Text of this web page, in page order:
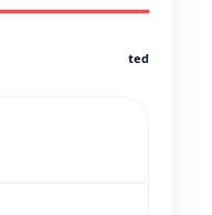
teď